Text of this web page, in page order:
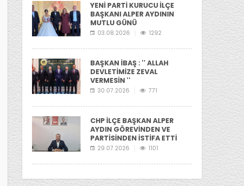
YENİ PARTİ KURUCU İLÇE
BAŞKANI ALPER AYDININ
MUTLU GÜNÜ
03.08.2026 1292
BAŞKAN İBAŞ : '' ALLAH
DEVLETİMİZE ZEVAL
VERMESİN ''
30.07.2026 771
CHP İLÇE BAŞKAN ALPER
AYDIN GÖREVİNDEN VE
PARTİSİNDEN İSTİFA ETTİ
29.07.2026 1101